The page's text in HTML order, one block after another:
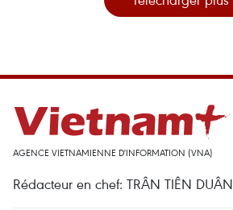
AGENCE VIETNAMIENNE D'INFORMATION (VNA)
Rédacteur en chef: TRÂN TIÊN DUÂN